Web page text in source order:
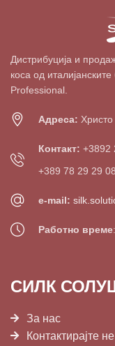
Дистрибуција и
коса од
Professional.
Адреса:
Контакт: +3892
+389 78 29 29 08
e-mail:
Работно време
СИЛК
За нас
Контактирајте не